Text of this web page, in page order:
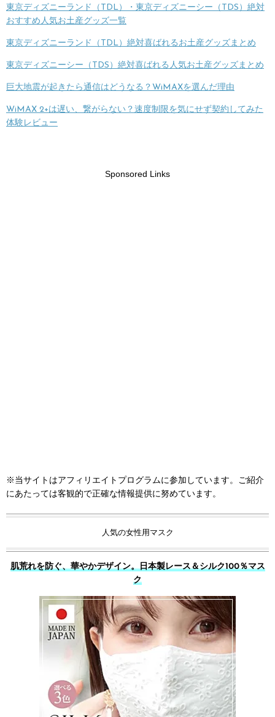
東京ディズニーランド（TDL）・東京ディズニーシー（TDS）絶対
おすすめ人気お土産グッズ一覧
東京ディズニーランド（TDL）絶対喜ばれるお土産グッズまとめ
東京ディズニーシー（TDS）絶対喜ばれる人気お土産グッズまとめ
巨大地震が起きたら通信はどうなる？WiMAXを選んだ理由
WiMAX 2+は遅い、繋がらない？速度制限を気にせず契約してみた
体験レビュー
Sponsored Links
※当サイトはアフィリエイトプログラムに参加しています。ご紹介
にあたっては客観的で正確な情報提供に努めています。
人気の女性用マスク
肌荒れを防ぐ、華やかデザイン。日本製レース＆シルク100％マス
ク